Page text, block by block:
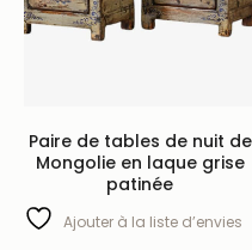
Paire de tables de nuit de
Mongolie en laque grise
patinée
Ajouter à la liste d’envies